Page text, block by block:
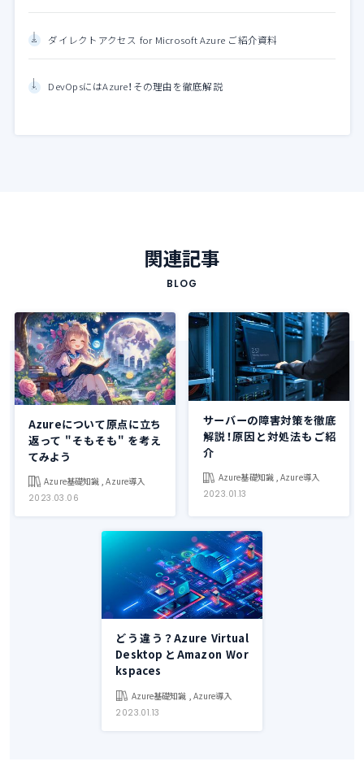
ダイレクトアクセス for Microsoft Azure ご紹介資料
DevOpsにはAzure！その理由を徹底解説
関連記事
BLOG
Azureについて原点に立ち
返って "そもそも" を考え
てみよう
Azure基礎知識 , Azure導入
2023.03.06
サーバーの障害対策を徹底
解説！原因と対処法もご紹
介
Azure基礎知識 , Azure導入
2023.01.13
どう違う？Azure Virtual
DesktopとAmazon Wor
kspaces
Azure基礎知識 , Azure導入
2023.01.13